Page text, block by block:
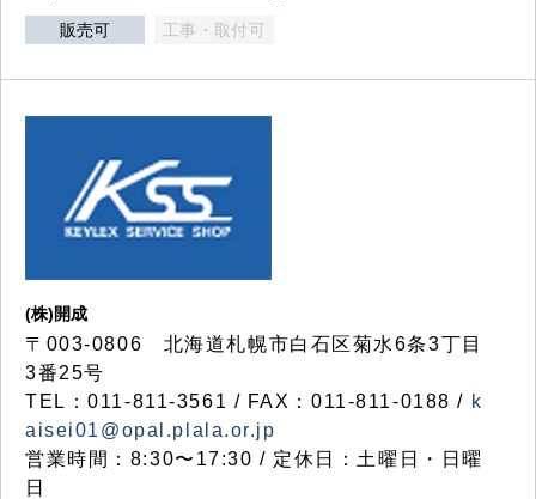
販売可 工事・取付可
(株)開成
〒003-0806 北海道札幌市白石区菊水6条3丁目
3番25号
TEL：011-811-3561 / FAX：011-811-0188 / k
aisei01@opal.plala.or.jp
営業時間：8:30〜17:30 / 定休日：土曜日・日曜
日